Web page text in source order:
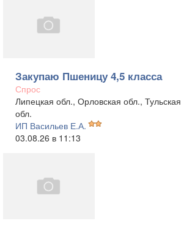
Закупаю Пшеницу 4,5 класса
Спрос
Липецкая обл., Орловская обл., Тульская
обл.
ИП Васильев Е.А.
03.08.26 в 11:13